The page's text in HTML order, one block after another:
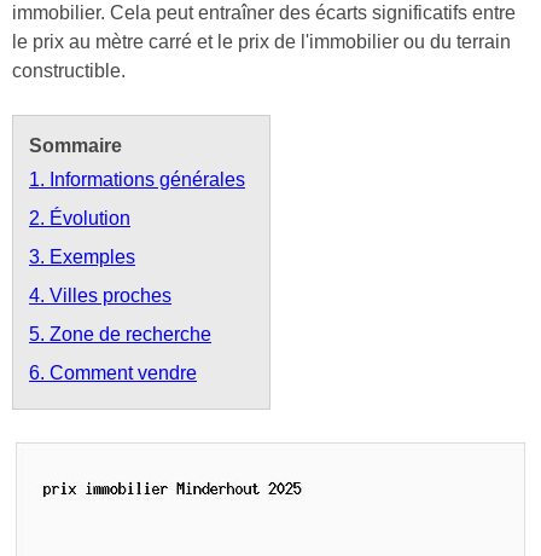
immobilier. Cela peut entraîner des écarts significatifs entre
le prix au mètre carré et le prix de l'immobilier ou du terrain
constructible.
Sommaire
1. Informations générales
2. Évolution
3. Exemples
4. Villes proches
5. Zone de recherche
6. Comment vendre